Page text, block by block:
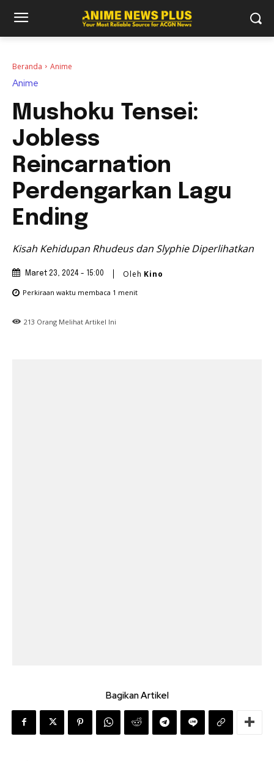
Beranda Anime
Anime
Mushoku Tensei:
Jobless
Reincarnation
Perdengarkan Lagu
Ending
Kisah Kehidupan Rhudeus dan Slyphie Diperlihatkan
Maret 23, 2024 - 15:00 Oleh Kino
Perkiraan waktu membaca 1 menit
213 Orang Melihat Artikel Ini
Bagikan Artikel